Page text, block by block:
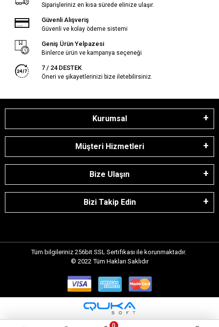
Siparişleriniz en kısa sürede elinize ulaşır.
Güvenli Alışveriş
Güvenli ve kolay ödeme sistemi
Geniş Ürün Yelpazesi
Binlerce ürün ve kampanya seçeneği
7 / 24 DESTEK
Öneri ve şikayetlerinizi bize iletebilirsiniz.
Kurumsal
Müşteri Hizmetleri
Bize Ulaşın
Bizi Takip Edin
Tüm bilgileriniz 256bit SSL Sertifikası ile korunmaktadır.
© 2022 Tüm Hakları Saklıdır
0